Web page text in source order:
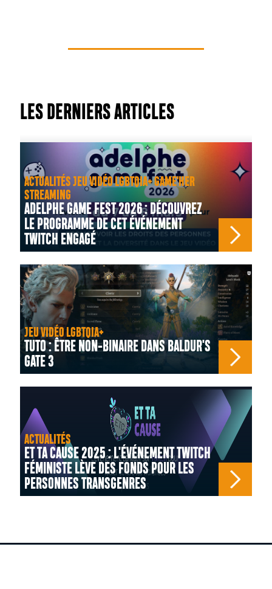
LES DERNIERS ARTICLES
ACTUALITÉS JEU VIDÉO LGBTQIA+ GAME'HER
STREAMING
ADELPHE GAME FEST 2026 : DÉCOUVREZ
LE PROGRAMME DE CET ÉVÉNEMENT
TWITCH ENGAGÉ
JEU VIDÉO LGBTQIA+
TUTO : ÊTRE NON-BINAIRE DANS BALDUR'S
GATE 3
ACTUALITÉS
ET TA CAUSE 2025 : L'ÉVÉNEMENT TWITCH
FÉMINISTE LÈVE DES FONDS POUR LES
PERSONNES TRANSGENRES